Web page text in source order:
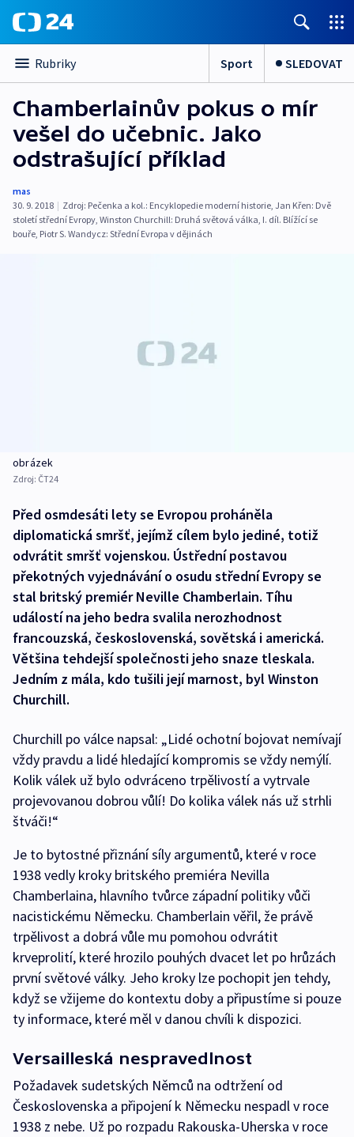
Rubriky Sport SLEDOVAT
Chamberlainův pokus o mír
vešel do učebnic. Jako
odstrašující příklad
mas
30. 9. 2018 | Zdroj: Pečenka a kol.: Encyklopedie moderní historie, Jan Křen: Dvě
století střední Evropy, Winston Churchill: Druhá světová válka, I. díl. Blížící se
bouře, Piotr S. Wandycz: Střední Evropa v dějinách
obrázek
Zdroj: ČT24
Před osmdesáti lety se Evropou proháněla
diplomatická smršť, jejímž cílem bylo jediné, totiž
odvrátit smršť vojenskou. Ústřední postavou
překotných vyjednávání o osudu střední Evropy se
stal britský premiér Neville Chamberlain. Tíhu
událostí na jeho bedra svalila nerozhodnost
francouzská, československá, sovětská i americká.
Většina tehdejší společnosti jeho snaze tleskala.
Jedním z mála, kdo tušili její marnost, byl Winston
Churchill.
Churchill po válce napsal: „Lidé ochotní bojovat nemívají
vždy pravdu a lidé hledající kompromis se vždy nemýlí.
Kolik válek už bylo odvráceno trpělivostí a vytrvale
projevovanou dobrou vůlí! Do kolika válek nás už strhli
štváči!“
Je to bytostné přiznání síly argumentů, které v roce
1938 vedly kroky britského premiéra Nevilla
Chamberlaina, hlavního tvůrce západní politiky vůči
nacistickému Německu. Chamberlain věřil, že právě
trpělivost a dobrá vůle mu pomohou odvrátit
krveprolití, které hrozilo pouhých dvacet let po hrůzách
první světové války. Jeho kroky lze pochopit jen tehdy,
když se vžijeme do kontextu doby a připustíme si pouze
ty informace, které měl v danou chvíli k dispozici.
Versailleská nespravedlnost
Požadavek sudetských Němců na odtržení od
Československa a připojení k Německu nespadl v roce
1938 z nebe. Už po rozpadu Rakouska-Uherska v roce